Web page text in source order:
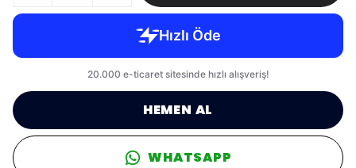
HEMEN AL
WHATSAPP